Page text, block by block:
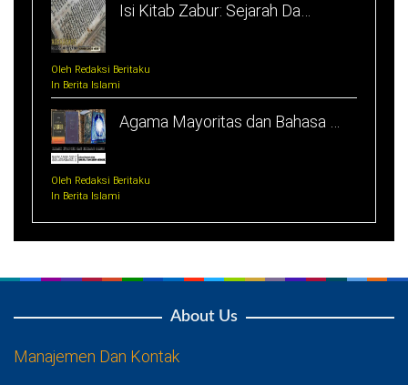
Isi Kitab Zabur: Sejarah Da…
Oleh Redaksi Beritaku
In Berita Islami
Agama Mayoritas dan Bahasa …
Oleh Redaksi Beritaku
In Berita Islami
About Us
Manajemen Dan Kontak